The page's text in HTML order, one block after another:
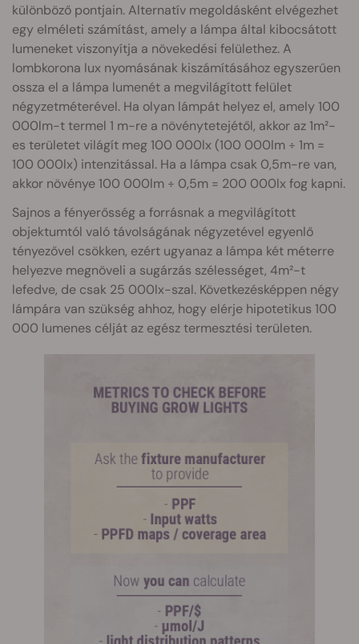
különböző pontjain. Alternatív megoldásként elvégezhet
egy elméleti számítást, amely a lámpa által kibocsátott
lumeneket viszonyítja a növekedési felülethez. A
lombkorona lux nyomásának kiszámításához egyszerűen
ossza el a lámpa lumenét a megvilágított felület
négyzetméterével. Ha olyan lámpát helyez el, amely 100
000lm-t termel 1 m-re a növénytetejétől, akkor az 1m²-
es területet világít meg 100 000lx (100 000lm ÷ 1m =
100 000lx) intenzitással. Ha a lámpa csak 0,5m-re van,
akkor növénye 100 000lm ÷ 0,5m = 200 000lx fog kapni.
Sajnos a fényerősség a forrásnak a megvilágított
objektumtól való távolságának négyzetével egyenlő
tényezővel csökken, ezért ugyanaz a lámpa két méterre
helyezve megnöveli a sugárzás szélességet, 4m²-t
lefedve, de csak 25 000lx-szal. Következésképpen négy
lámpára van szükség ahhoz, hogy elérje hipotetikus 100
000 lumenes célját az egész termesztési területen.